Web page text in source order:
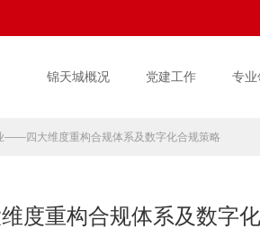
锦天城概况 党建工作 专业
——四大维度重构合规体系及数字化合规策略
度重构合规体系及数字